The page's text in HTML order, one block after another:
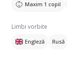
Maxim 1 copil
Limbi vorbite
Engleză Rusă